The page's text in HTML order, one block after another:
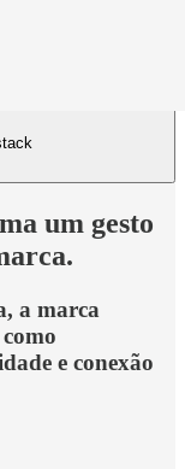
um gesto
a marca
e conexão